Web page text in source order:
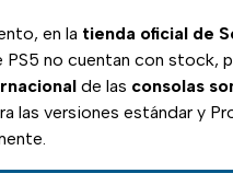
en la tienda oficial de
PS5 no cuentan con stock,
de las consolas
las versiones estándar y